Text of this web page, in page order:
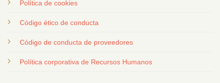
Política de cookies
Código ético de conducta
Código de conducta de proveedores
Política corporativa de Recursos Humanos